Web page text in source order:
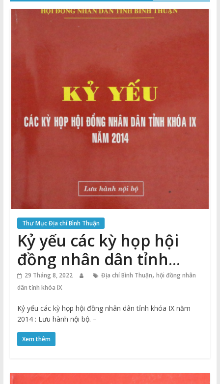
Thuận
Thư Mục Địa chí Bình Thuận
Kỷ yếu các kỳ họp hội
đồng nhân dân tỉnh
khóa IX năm 2014
29 Tháng 8, 2022 Địa chí Bình Thuận, hội đồng nhân
dân tỉnh khóa IX
Kỷ yếu các kỳ họp hội đồng nhân dân tỉnh khóa IX năm
2014 : Lưu hành nội bộ. –
Xem thêm